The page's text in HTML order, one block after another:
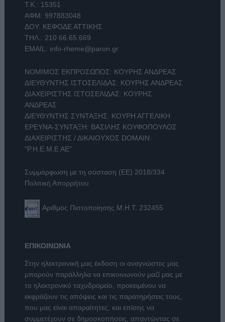
Τ.Κ.: 15351
ΑΦΜ: 997883048
ΔΟΥ: ΚΕΦΟΔΕ ΑΤΤΙΚΗΣ
ΤΗΛ.: 210 66.65.669
EMAIL: info-rheme@paron.gr
ΝΟΜΙΜΟΣ ΕΚΠΡΟΣΩΠΟΣ: ΚΟΥΡΗΣ ΑΝΔΡΕΑΣ
ΔΙΕΥΘΥΝΤΗΣ ΙΣΤΟΣΕΛΙΔΑΣ: ΚΟΥΡΗΣ ΑΝΔΡΕΑΣ
ΔΙΑΧΕΙΡΙΣΤΗΣ ΙΣΤΟΣΕΛΙΔΑΣ: ΚΟΥΡΗΣ
ΑΝΔΡΕΑΣ
ΔΙΕΥΘΥΝΤΗΣ ΣΥΝΤΑΞΗΣ: ΚΟΥΡΗ ΑΓΓΕΛΙΚΗ
ΕΡΕΥΝΑ-ΣΥΝΤΑΞΗ: ΒΑΣΙΛΗΣ ΚΟΥΦΟΠΟΥΛΟΣ
ΔΙΑΧΕΙΡΙΣΤΗΣ / ΔΙΚΑΙΟΥΧΟΣ DOMAIN:
"Ρ.Η.Ε.Μ.Ε ΑΕ"
Συμμόρφωση με τη σύσταση (ΕΕ) 2018/334
Πολιτική Απορρήτου
Αριθμός Πιστοποίησης Μ.Η.Τ. 232455
ΕΠΙΚΟΙΝΩΝΙΑ
Στην ηλεκτρονική μας έκδοση οι αναγνώστες μας
μπορούν παράλληλα να επικοινωνούν μαζί μας με
το ηλεκτρονικό ταχυδρομείο, προκειμένου να
εκφράζουν τις απόψεις και τις παρατηρήσεις τους,
που μας είναι απαραίτητες, και επίσης να
συμμετέχουν σε δημοσκοπήσεις, απαντώντας σε